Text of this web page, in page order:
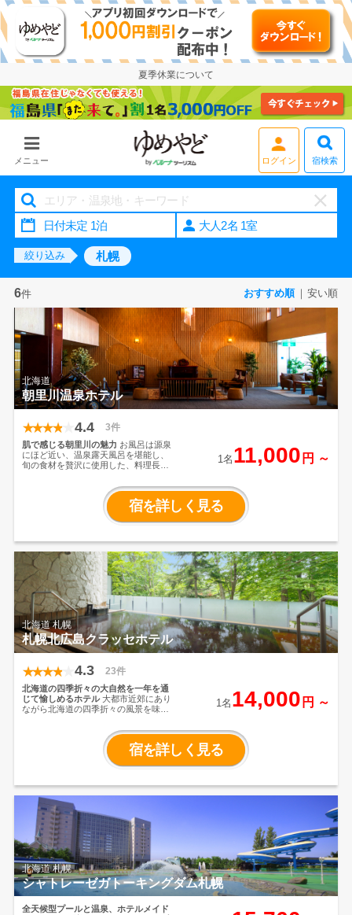
夏季休業について
メニュー 宿検索
大人2名 1室
絞り込み 札幌
6件 おすすめ順 安い順
北海道
朝里川温泉ホテル
4.4 3件
肌で感じる朝里川の魅力 お風呂は源泉
にほど近い、温泉露天風呂を堪能し、
旬の食材を贅沢に使用した、料理長自
1名 11,000 円 ～
宿を詳しく見る
北海道 札幌
札幌北広島クラッセホテル
4.3 23件
北海道の四季折々の大自然を一年を通
じて愉しめるホテル大都市近郊にあり
ながら北海道の四季折々の風景を味わ
色が一面に広がり、遠くの山々まで美
しい雪景色が広がります。
事は最上階の展望レストランで道産食
材をふんだん使用したビュッフェをご
1名 14,000 円 ～
宿を詳しく見る
北海道 札幌
シャトレーゼガトーキングダム札幌
全天候型プールと温泉、ホテルメイド